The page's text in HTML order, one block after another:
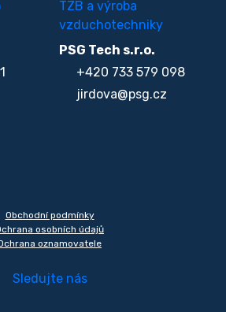
TZB a výroba
vzduchotechniky
PSG Tech s.r.o.
+420 733 579 098
jirdova@psg.cz
Obchodní podmínky
osobních údajů
oznamovatele
Sledujte nás